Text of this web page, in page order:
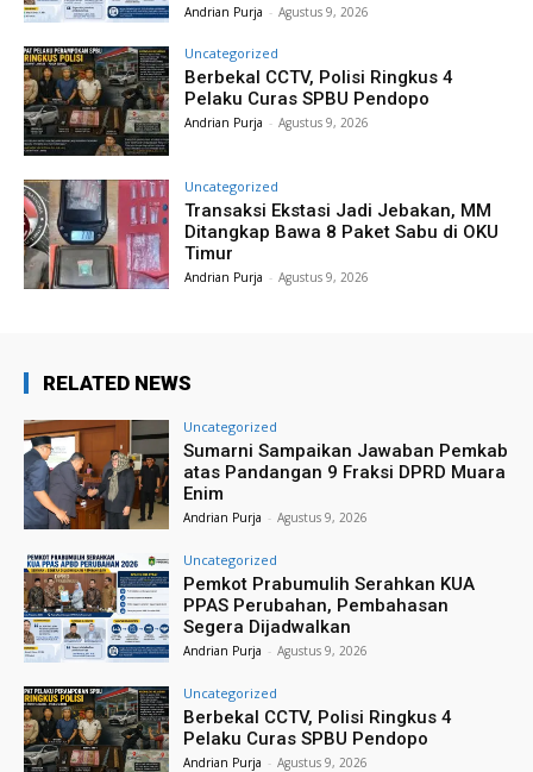
Andrian Purja - Agustus 9, 2026
Uncategorized
Berbekal CCTV, Polisi Ringkus 4
Pelaku Curas SPBU Pendopo
Andrian Purja - Agustus 9, 2026
Uncategorized
Transaksi Ekstasi Jadi Jebakan, MM
Ditangkap Bawa 8 Paket Sabu di OKU
Timur
Andrian Purja - Agustus 9, 2026
RELATED NEWS
Uncategorized
Sumarni Sampaikan Jawaban Pemkab
atas Pandangan 9 Fraksi DPRD Muara
Enim
Andrian Purja - Agustus 9, 2026
Uncategorized
Pemkot Prabumulih Serahkan KUA
PPAS Perubahan, Pembahasan
Segera Dijadwalkan
Andrian Purja - Agustus 9, 2026
Uncategorized
Berbekal CCTV, Polisi Ringkus 4
Pelaku Curas SPBU Pendopo
Andrian Purja - Agustus 9, 2026